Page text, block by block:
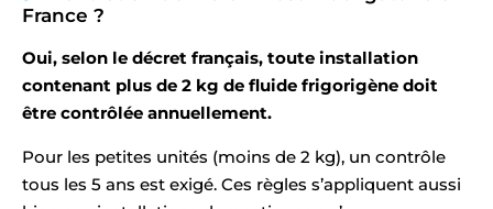
France ?
Oui, selon le décret français, toute installation
contenant plus de 2 kg de fluide frigorigène doit
être contrôlée annuellement.
Pour les petites unités (moins de 2 kg), un contrôle
tous les 5 ans est exigé. Ces règles s’appliquent aussi